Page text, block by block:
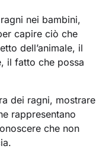
nei bambini,
capire ciò che
dell’animale, il
il fatto che possa
dei ragni, mostrare
rappresentano
che non